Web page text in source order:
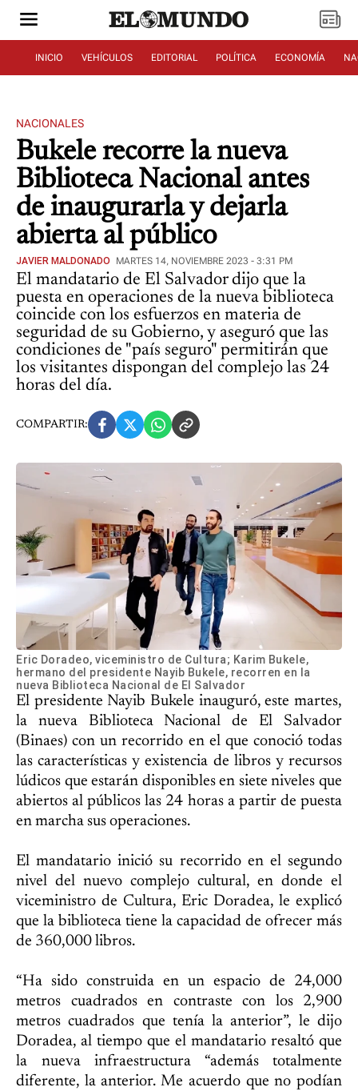
INICIO VEHÍCULOS EDITORIAL POLÍTICA ECONOMÍA
NACIONALES
Bukele recorre la nueva
Biblioteca Nacional antes
de inaugurarla y dejarla
abierta al público
JAVIER MALDONADO MARTES 14, NOVIEMBRE 2023 - 3:31 PM
El mandatario de El Salvador dijo que la
puesta en operaciones de la nueva biblioteca
coincide con los esfuerzos en materia de
seguridad de su Gobierno, y aseguró que las
condiciones de "país seguro" permitirán que
los visitantes dispongan del complejo las 24
horas del día.
COMPARTIR:
Eric Doradeo, viceministro de Cultura; Karim Bukele,
hermano del presidente Nayib Bukele, recorren en la
nueva Biblioteca Nacional de El Salvador
El presidente Nayib Bukele inauguró, este martes,
la nueva Biblioteca Nacional de El Salvador
(Binaes) con un recorrido en el que conoció todas
las características y existencia de libros y recursos
lúdicos que estarán disponibles en siete niveles que
abiertos al públicos las 24 horas a partir de puesta
en marcha sus operaciones.
El mandatario inició su recorrido en el segundo
nivel del nuevo complejo cultural, en donde el
viceministro de Cultura, Eric Doradea, le explicó
que la biblioteca tiene la capacidad de ofrecer más
de 360,000 libros.
“Ha sido construida en un espacio de 24,000
metros cuadrados en contraste con los 2,900
metros cuadrados que tenía la anterior”, le dijo
Doradea, al tiempo que el mandatario resaltó que
la nueva infraestructura “además totalmente
diferente, la anterior. Me acuerdo que no podían